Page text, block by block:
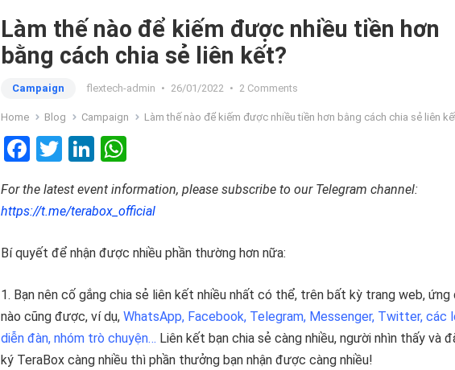
Làm thế nào để kiếm được nhiều tiền hơn
bằng cách chia sẻ liên kết?
Campaign flextech-admin • 26/01/2022 • 2 Comments
Home Blog Campaign Làm thế nào để kiếm được nhiều tiền hơn bằng cách chia sẻ liên
F
ce
b
o
k
T
tt
er
Li
ke
dI
n
at
s
A
p
For the latest event information, please subscribe to our Telegram channel:
https://t.me/terabox_official
Bí quyết để nhận được nhiều phần thường hơn nữa:
1. Bạn nên cố gắng chia sẻ liên kết nhiều nhất có thể, trên bất kỳ trang web, ứng
nào cũng được, ví dụ, WhatsApp, Facebook, Telegram, Messenger, Twitter, các
diễn đàn, nhóm trò chuyện… Liên kết bạn chia sẻ càng nhiều, người nhìn thấy và
ký TeraBox càng nhiều thì phần thưởng bạn nhận được càng nhiều!